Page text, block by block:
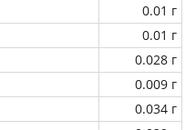
0.01 г
0.01 г
0.028 г
0.009 г
0.034 г